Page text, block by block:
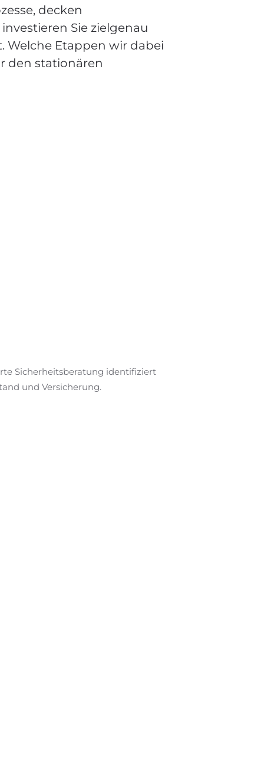
decken
Sie zielgenau
Welche Etappen wir dabei
den stationären
Sicherheitsberatung identifiziert
und Versicherung.